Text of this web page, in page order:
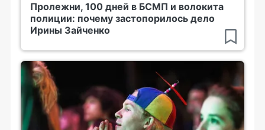
Пролежни, 100 дней в БСМП и волокита
полиции: почему застопорилось дело
Ирины Зайченко